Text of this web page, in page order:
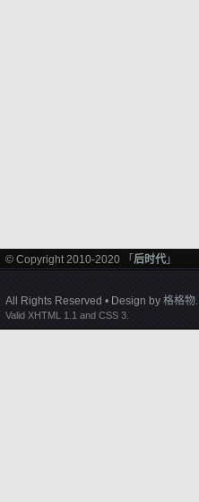
© Copyright 2010-2020 「 后时代 」
All Rights Reserved • Design by 格格物.
Valid XHTML 1.1 and CSS 3.